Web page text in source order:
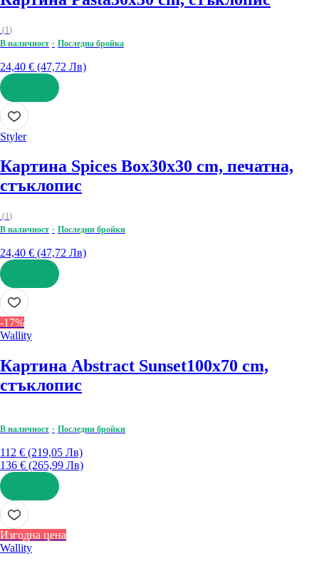
(1)
В наличност
Последна бройка
24,40 € (47,72 Лв)
ДОБАВИ
Styler
Картина Spices Box30x30 cm, печатна,
стъклопис
(1)
В наличност
Последни бройки
24,40 € (47,72 Лв)
ДОБАВИ
-17%
Wallity
Картина Abstract Sunset100x70 cm,
стъклопис
В наличност Последни бройки
112 € (219,05 Лв)
136 € (265,99 Лв)
ДОБАВИ
Изгодна цена
Wallity